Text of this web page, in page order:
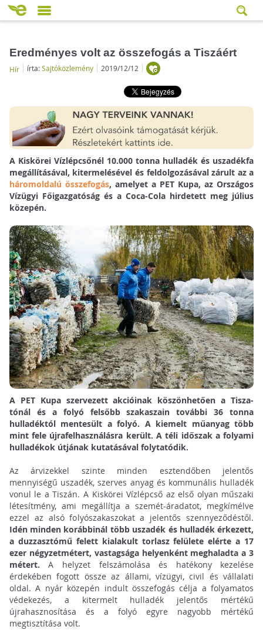
Eredményes volt az összefogás a Tiszáért
Hír írta:Sajtóközlemény 2019/12/12
A Kiskörei Vízlépcsőnél 10.000 tonna hulladék és uszadékfa
megállításával, kitermelésével és feldolgozásával zárult az a
háromoldalú összefogás, amelyet a PET Kupa, az Országos
Vízügyi Főigazgatóság és a Coca-Cola hirdetett meg július
közepén.
A PET Kupa szervezett akcióinak köszönhetően a Tisza-
tónál és a folyó felsőbb szakaszain további 36 tonna
hulladéktól mentesült a folyó. A kiemelt műanyag több
mint fele újrafelhasználásra került. A téli időszak a folyami
hulladékok útjának kutatásával folytatódik.
Az árvizekkel szinte minden esztendőben jelentős
mennyiségű uszadék, szerves anyag és kommunális hulladék
vonul le a Tiszán. A Kiskörei Vízlépcső az első olyan műszaki
létesítmény, ami megállítja a szemét-áradatot, megkímélve
ezzel az alsó folyószakaszokat a jelentős szennyeződéstől.
Idén minden korábbinál több uszadék és hulladék érkezett,
a duzzasztómű felett kialakult torlasz felülete elérte a 17
ezer négyzetmétert, vastagsága helyenként meghaladta a 3
métert. A helyzet felszámolása és hatékony kezelése
érdekében fogott össze az állami, vízügyi, civil és vállalati
oldal. A nyár közepén indult összefogás célja a folyamatos
védekezés, a kitermelt hulladék jelentős mértékű
újrahasznosítása és a folyó egyre nagyobb mértékű
megtisztítása volt.